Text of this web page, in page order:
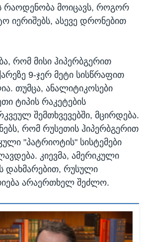
რაოდენობა მოიცავს, როგორ
იერიშებს, ასევე დრონებით
რომ მისი ჰიპერბგერით
9-ჯერ მეტი სისწრაფით
თუმცა, ანალიტიკოსები
ტიპის რაკეტების
შემთხვევებში, მცირდება.
რომ რუსეთის ჰიპერბგერით
"პატრიოტის" სისტემები
კიევმა, ამერიკული
დახმარებით, რუსული
არაერთხელ შეძლო.